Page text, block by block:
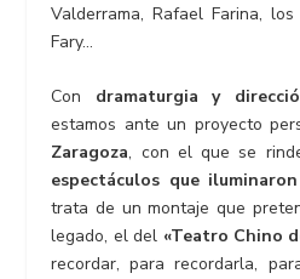
Valderrama, Rafael Farina,
Fary…
Con dramaturgia y
estamos ante un proyecto
Zaragoza, con el que se
espectáculos que
trata de un montaje que
legado, el del «Teatro Chino
recordar, para recordarla,